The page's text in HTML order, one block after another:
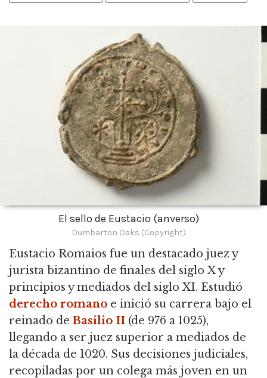
El sello de Eustacio (anverso)
Dumbarton Oaks (Copyright)
Eustacio Romaios fue un destacado juez y
jurista bizantino de finales del siglo X y
principios y mediados del siglo XI. Estudió
derecho romano e inició su carrera bajo el
reinado de Basilio II (de 976 a 1025),
llegando a ser juez superior a mediados de
la década de 1020. Sus decisiones judiciales,
recopiladas por un colega más joven en un